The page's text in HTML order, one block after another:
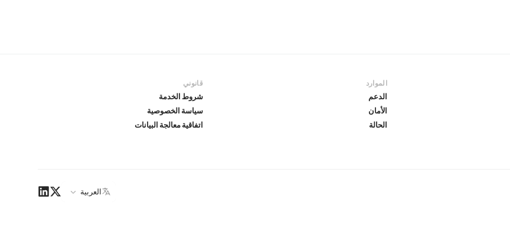
الموارد
الدعم
الأمان
الحالة
قانوني
شروط الخدمة
سياسة الخصوصية
اتفاقية معالجة البيانات
العربية